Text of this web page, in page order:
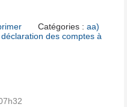
Catégories : aa)
déclaration des comptes à